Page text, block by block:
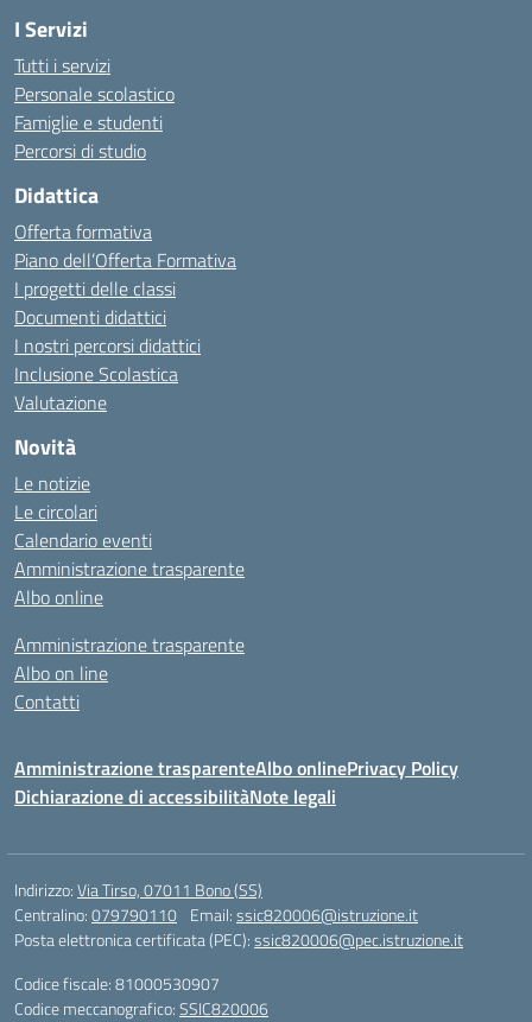
I Servizi
Tutti i servizi
Personale scolastico
Famiglie e studenti
Percorsi di studio
Didattica
Offerta formativa
Piano dell’Offerta Formativa
I progetti delle classi
Documenti didattici
I nostri percorsi didattici
Inclusione Scolastica
Valutazione
Novità
Le notizie
Le circolari
Calendario eventi
Amministrazione trasparente
Albo online
Amministrazione trasparente
Albo on line
Contatti
Amministrazione trasparenteAlbo onlinePrivacy Policy
Dichiarazione di accessibilitàNote legali
Indirizzo:Via Tirso, 07011 Bono (SS)
Centralino:079790110 Email:ssic820006@istruzione.it
Posta elettronica certificata (PEC):ssic820006@pec.istruzione.it
Codice fiscale: 81000530907
Codice meccanografico:SSIC820006